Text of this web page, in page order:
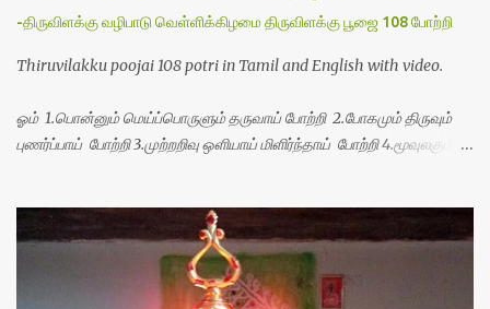
-திருவிளக்கு வழிபாடு வெள்ளிக்கிழமை திருவிளக்கு பூஜை 108 போற்றி
Thiruvilakku poojai 108 potri in Tamil and English with video.
ஓம் 1.பொன்னும் மெய்ப்பொருளும் தருவாய் போற்றி 2.போகமும் திருவும்
புணர்ப்பாய் போற்றி 3.முற்றறிவு ஒளியாய் மிளிர்ந்தாய் போற்றி 4.மூவுலகும்
8.பிறர்வயமாகா பெரியோய் போற்றி 9.பேரின்பப் பெருக்காய் பொலிந்தாய்
போற்றி 10.பேரருட்கடலாம் பேரரு...